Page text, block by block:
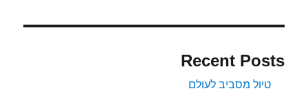
Recent Posts
טיול מסביב לעולם